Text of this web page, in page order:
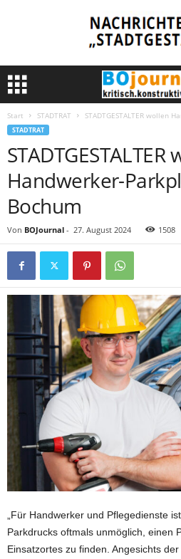
Start STADTRAT STADTGESTALTER wollen
STADTRAT
STADTGESTALTER
Handwerker-
Bochum
Von BOJournal - 27. August 2024 1508
„Für Handwerker und Pflegedienste
Parkdrucks oftmals unmöglich, einen
Einsatzortes zu finden. Angesichts